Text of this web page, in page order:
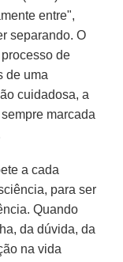
entre",
separando. O
de
de uma
cuidadosa, a
marcada
a cada
para ser
Quando
da dúvida, da
na vida